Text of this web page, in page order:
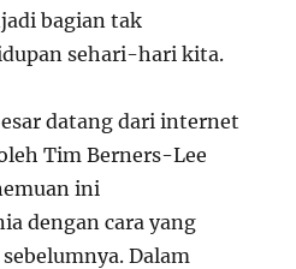
bagian tak
sehari-hari kita.
datang dari internet
Tim Berners-Lee
ini
dengan cara yang
Dalam